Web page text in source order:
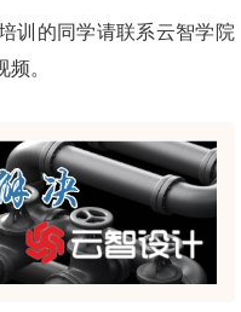
训的同学请联系云智学院
。